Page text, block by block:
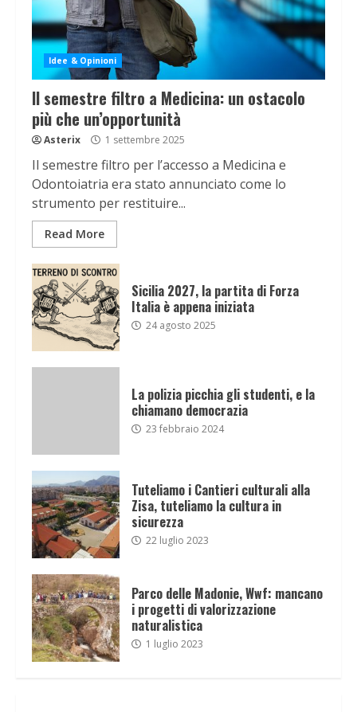
Idee & Opinioni
Il semestre filtro a Medicina: un ostacolo
più che un’opportunità
Asterix 1 settembre 2025
Il semestre filtro per l’accesso a Medicina e
Odontoiatria era stato annunciato come lo
strumento per restituire...
Read More
Sicilia 2027, la partita di Forza
Italia è appena iniziata
24 agosto 2025
La polizia picchia gli studenti, e la
chiamano democrazia
23 febbraio 2024
Tuteliamo i Cantieri culturali alla
Zisa, tuteliamo la cultura in
sicurezza
22 luglio 2023
Parco delle Madonie, Wwf: mancano
i progetti di valorizzazione
naturalistica
1 luglio 2023